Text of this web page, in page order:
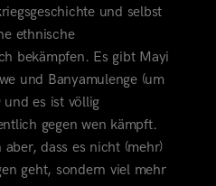
und selbst
ethnische
bekämpfen. Es gibt Mayi
und Banyamulenge (um
und es ist völlig
gegen wen kämpft.
dass es nicht (mehr)
geht, sondern viel mehr